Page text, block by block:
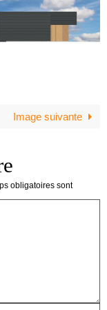
Image suivante
obligatoires sont